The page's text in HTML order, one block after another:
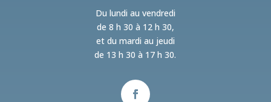
Du lundi au vendredi
de 8 h 30 à 12 h 30,
et du mardi au jeudi
de 13 h 30 à 17 h 30.